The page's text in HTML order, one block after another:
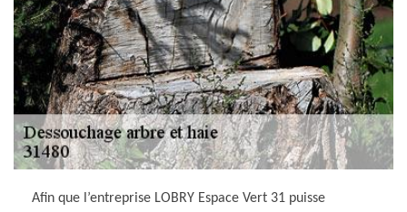
Afin que l’entreprise LOBRY Espace Vert 31 puisse